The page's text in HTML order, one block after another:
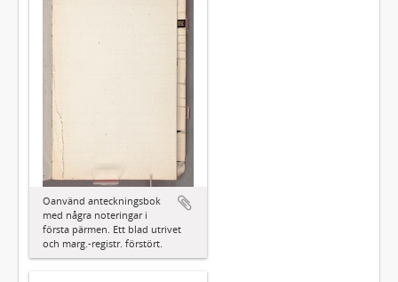
Oanvänd anteckningsbok
med några noteringar i
första pärmen. Ett blad utrivet
och marg.-registr. förstört.